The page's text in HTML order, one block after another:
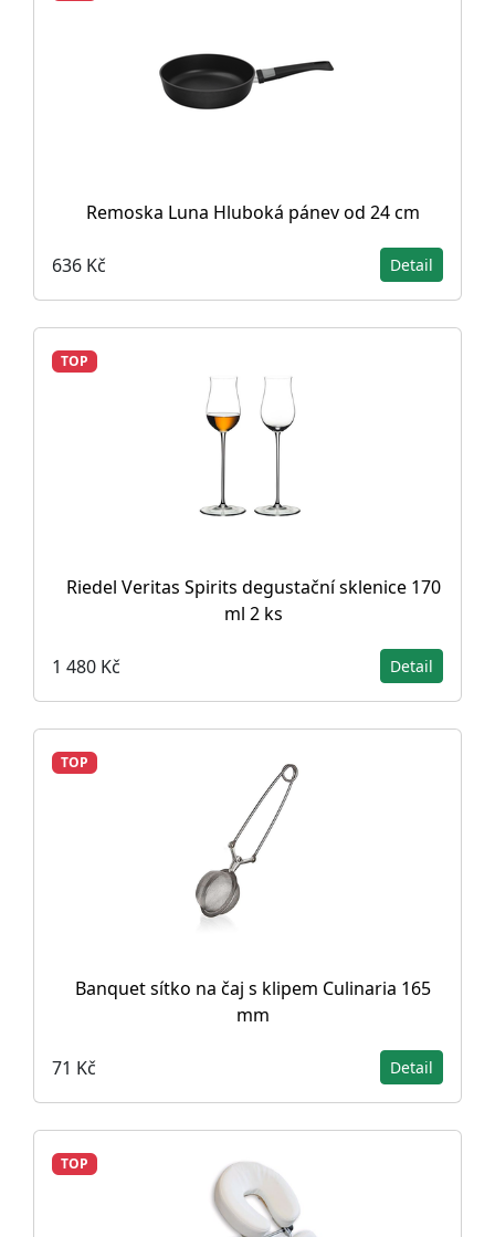
Remoska Luna Hluboká pánev od 24 cm
636 Kč Detail
TOP
Riedel Veritas Spirits degustační sklenice 170
ml 2 ks
1 480 Kč Detail
TOP
Banquet sítko na čaj s klipem Culinaria 165
mm
71 Kč Detail
TOP